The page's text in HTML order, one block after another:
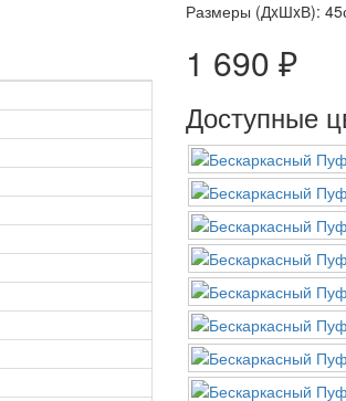
Размеры (ДxШxВ):
1 690 ₽
Доступные